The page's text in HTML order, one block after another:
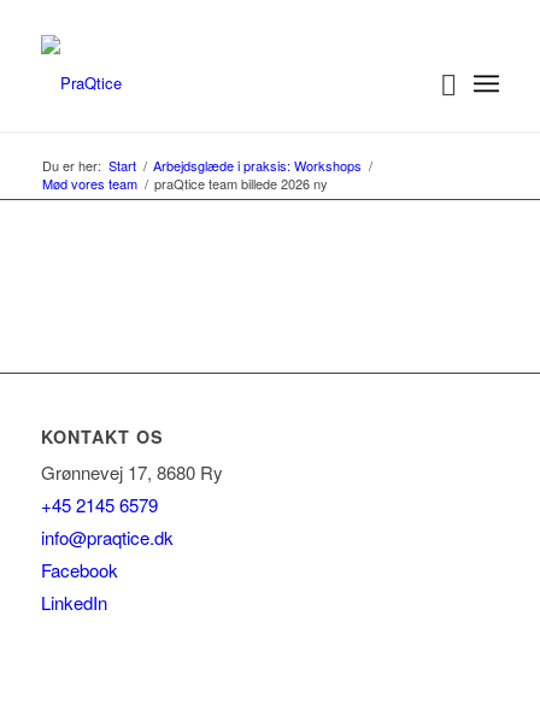
Du er her: Start / Arbejdsglæde i praksis: Workshops /
Mød vores team / praQtice team billede 2026 ny
KONTAKT OS
Grønnevej 17, 8680 Ry
+45 2145 6579
info@praqtice.dk
Facebook
LinkedIn